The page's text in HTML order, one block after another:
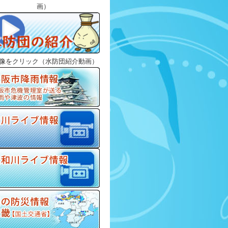
画）
をクリック（水防団紹介動画）